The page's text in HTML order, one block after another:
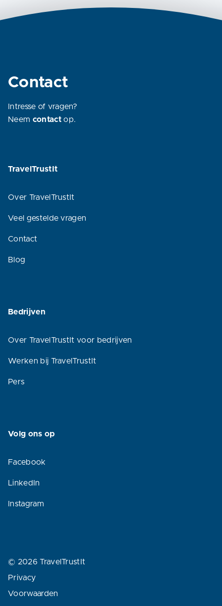
Contact
Intresse of vragen?
Neem contact op.
TravelTrustIt
Over TravelTrustIt
Veel gestelde vragen
Contact
Blog
Bedrijven
Over TravelTrustIt voor bedrijven
Werken bij TravelTrustIt
Pers
Volg ons op
Facebook
LinkedIn
Instagram
© 2026 TravelTrustIt
Privacy
Voorwaarden